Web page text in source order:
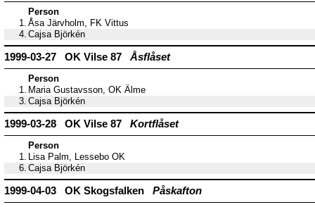
Person
1. Åsa Järvholm, FK Vittus
4. Cajsa Björkén
1999-03-27 OK Vilse 87 Åsflåset
Person
1. Maria Gustavsson, OK Älme
3. Cajsa Björkén
1999-03-28 OK Vilse 87 Kortflåset
Person
1. Lisa Palm, Lessebo OK
6. Cajsa Björkén
1999-04-03 OK Skogsfalken Påskafton